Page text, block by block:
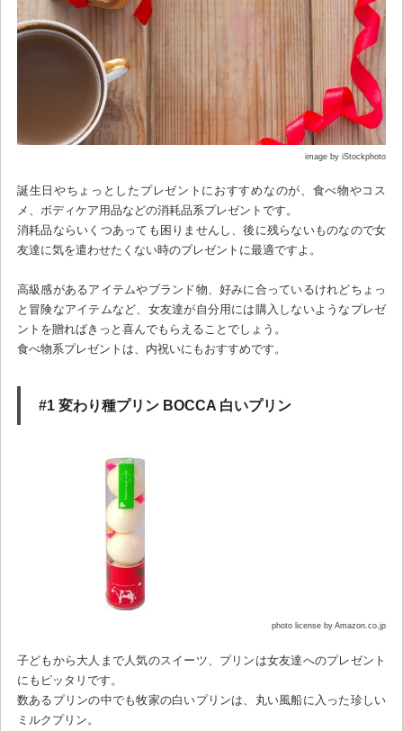
image by iStockphoto
誕生日やちょっとしたプレゼントにおすすめなのが、食べ物やコス
メ、ボディケア用品などの消耗品系プレゼントです。
消耗品ならいくつあっても困りませんし、後に残らないものなので女
友達に気を遣わせたくない時のプレゼントに最適ですよ。
高級感があるアイテムやブランド物、好みに合っているけれどちょっ
と冒険なアイテムなど、女友達が自分用には購入しないようなプレゼ
ントを贈ればきっと喜んでもらえることでしょう。
食べ物系プレゼントは、内祝いにもおすすめです。
#1 変わり種プリン BOCCA 白いプリン
photo license by Amazon.co.jp
子どもから大人まで人気のスイーツ、プリンは女友達へのプレゼント
にもピッタリです。
数あるプリンの中でも牧家の白いプリンは、丸い風船に入った珍しい
ミルクプリン。